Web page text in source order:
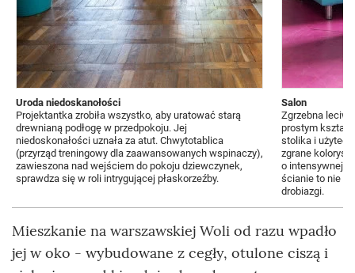
Uroda niedoskanołości
Projektantka zrobiła wszystko, aby uratować starą
drewnianą podłogę w przedpokoju. Jej
niedoskonałości uznała za atut. Chwytotablica
(przyrząd treningowy dla zaawansowanych wspinaczy),
zawieszona nad wejściem do pokoju dziewczynek,
sprawdza się w roli intrygującej płaskorzeźby.
Salon
Zgrzebna
prostym
stolika i
zgrane
o intensywnej
ścianie to nie
drobiazgi.
Mieszkanie na warszawskiej Woli od razu wpadło
jej w oko - wybudowane z cegły, otulone ciszą i